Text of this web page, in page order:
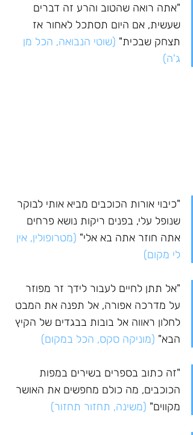
"אתה רואה שהטוב והרע זה דברים
שעשית, אם היום תסתכל לאחור אז
תצחק שבכית" (שוטי הנבואה, הכל מן
ג'ה)
"כיבוי אורות הכוכבים מביא אותי לבוקר
שנופל עלי, בפנים ריקות נושא פרחים
אתה חוזר אתה בא אלי" (מטרופולין, אין
לי מקום)
"אל תתן לחיים לעבור לידך זר מפוזר
על מדרכה אפורה, אל תפנה את המבט
לחלון ראווה אל בובות בבגדים של הקיץ
הבא" (מוניקה סקס, הכל במקום)
"זה כתוב בספרים בשירים במפות
הכוכבים, מה כולם מחפשים את האושר
מקווים" (משינה, תחזור תחזור)